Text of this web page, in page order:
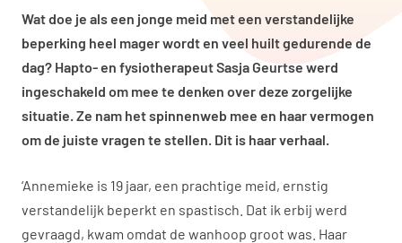
Wat doe je als een jonge meid met een verstandelijke
beperking heel mager wordt en veel huilt gedurende de
dag? Hapto- en fysiotherapeut Sasja Geurtse werd
ingeschakeld om mee te denken over deze zorgelijke
situatie. Ze nam het spinnenweb mee en haar vermogen
om de juiste vragen te stellen. Dit is haar verhaal.
‘Annemieke is 19 jaar, een prachtige meid, ernstig
verstandelijk beperkt en spastisch. Dat ik erbij werd
gevraagd, kwam omdat de wanhoop groot was. Haar